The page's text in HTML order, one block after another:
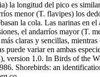
la longitud del pico es
menor (T. flavipes) los
la cola. Las narinas en
el andarríos mayor (T.
claras y sencillas,
puede variar en ambas
version 1.0. In Birds of
Shorebirds: an